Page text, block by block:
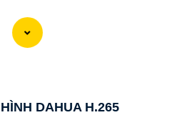
sắc nét và tính năng an ninh hiện
ứng mọi nhu cầu giám sát của
DAHUA H.265